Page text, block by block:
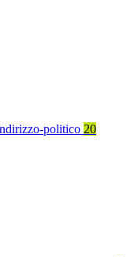
politico 20